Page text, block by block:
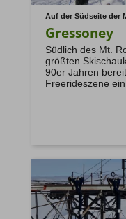
13. Restrisiko
15. Das Recht
Auf der Südseite der
Gressoney
Südlich des Mt.
größten
90er Jahren
Freerideszene